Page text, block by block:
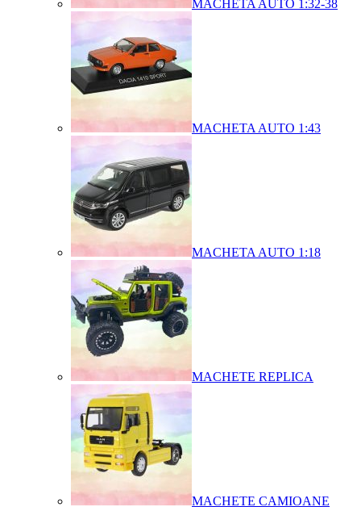
MACHETA AUTO 1:32-38
MACHETA AUTO 1:43
MACHETA AUTO 1:18
MACHETE REPLICA
MACHETE CAMIOANE